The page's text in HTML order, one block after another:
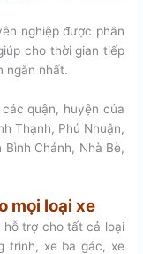
nghiệp được phân
cho thời gian tiếp
ngắn nhất.
quận, huyện của
Thạnh, Phú Nhuận,
Chánh, Nhà Bè,
mọi loại xe
hỗ trợ cho tất cả loại
trình, xe ba gác, xe